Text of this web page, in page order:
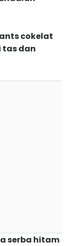
cokelat
tas dan
serba hitam